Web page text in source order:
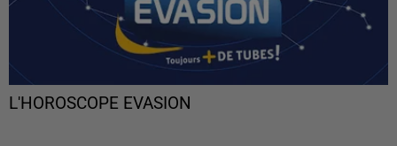
L'HOROSCOPE EVASION